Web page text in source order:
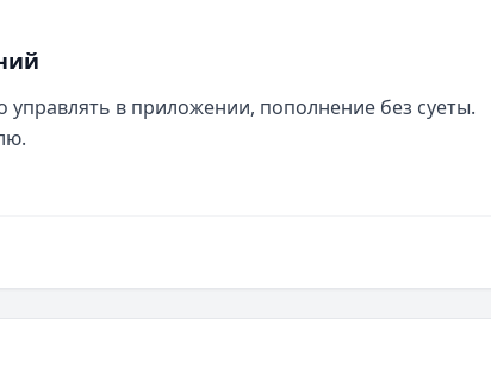
в приложении, пополнение без суеты.